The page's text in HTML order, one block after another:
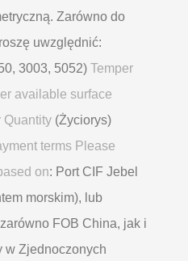
Zarówno do
uwzględnić:
3003, 5052) Temper
available surface
Quantity (Życiorys)
terms Please
on: Port CIF Jebel
morskim), lub
FOB China, jak i
w Zjednoczonych